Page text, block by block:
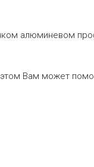
алюминевом
Вам может